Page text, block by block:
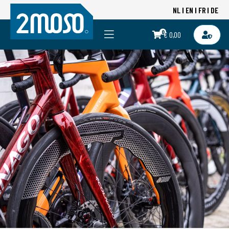
NL EN FR DE
0€ 0,00